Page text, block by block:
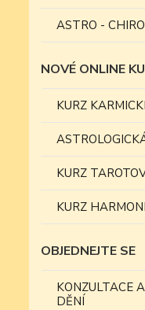
ASTRO -
NOVÉ ONLINE
KURZ
KURZ
KURZ
OBJEDNEJTE SE
KONZULTACE
DĚNÍ